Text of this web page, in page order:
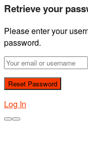
Retrieve your
Please enter your
password.
Log In